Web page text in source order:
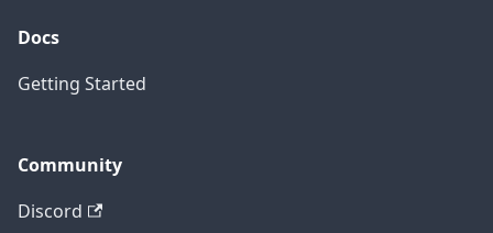
Docs
Getting Started
Community
Discord